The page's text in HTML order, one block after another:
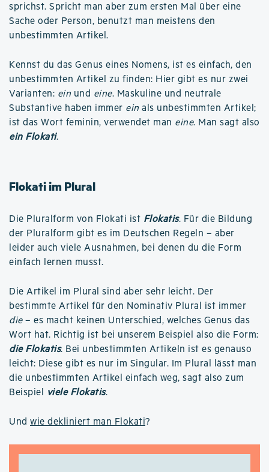
sprichst. Spricht man aber zum ersten Mal über eine
Sache oder Person, benutzt man meistens den
unbestimmten Artikel.
Kennst du das Genus eines Nomens, ist es einfach, den
unbestimmten Artikel zu finden: Hier gibt es nur zwei
Varianten: ein und eine. Maskuline und neutrale
Substantive haben immer ein als unbestimmten Artikel;
ist das Wort feminin, verwendet man eine. Man sagt also
ein Flokati.
Flokati im Plural
Die Pluralform von Flokati ist Flokatis. Für die Bildung
der Pluralform gibt es im Deutschen Regeln – aber
leider auch viele Ausnahmen, bei denen du die Form
einfach lernen musst.
Die Artikel im Plural sind aber sehr leicht. Der
bestimmte Artikel für den Nominativ Plural ist immer
die– es macht keinen Unterschied, welches Genus das
Wort hat. Richtig ist bei unserem Beispiel also die Form:
die Flokatis. Bei unbestimmten Artikeln ist es genauso
leicht: Diese gibt es nur im Singular. Im Plural lässt man
die unbestimmten Artikel einfach weg, sagt also zum
Beispiel viele Flokatis.
Und wie dekliniert man Flokati?